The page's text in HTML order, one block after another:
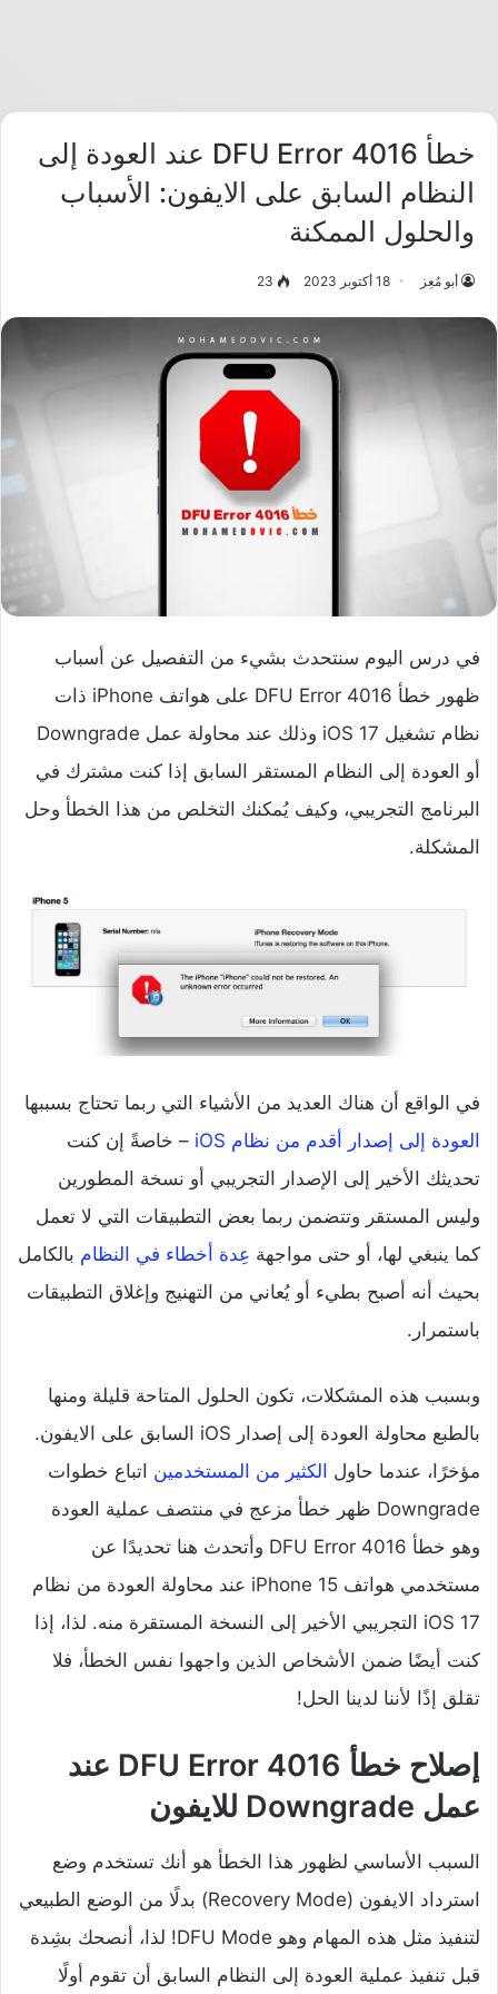
خطأ DFU Error 4016 عند العودة إلى
النظام السابق على الايفون: الأسباب
والحلول الممكنة
أبو مُعِز 18 أكتوبر 2023 23
في درس اليوم سنتحدث بشيء من التفصيل عن أسباب
ظهور خطأ DFU Error 4016 على هواتف iPhone ذات
نظام تشغيل iOS 17 وذلك عند محاولة عمل Downgrade
أو العودة إلى النظام المستقر السابق إذا كنت مشترك في
البرنامج التجريبي، وكيف يُمكنك التخلص من هذا الخطأ وحل
المشكلة.
في الواقع أن هناك العديد من الأشياء التي ربما تحتاج بسببها
العودة إلى إصدار أقدم من نظام iOS
– خاصةً إن كنت
تحديثك الأخير إلى الإصدار التجريبي أو نسخة المطورين
وليس المستقر وتتضمن ربما بعض التطبيقات التي لا تعمل
كما ينبغي لها، أو حتى مواجهة عِدة أخطاء في النظام بالكامل
بحيث أنه أصبح بطيء أو يُعاني من التهنيج وإغلاق التطبيقات
باستمرار.
وبسبب هذه المشكلات، تكون الحلول المتاحة قليلة ومنها
بالطبع محاولة العودة إلى إصدار iOS السابق على الايفون.
مؤخرًا، عندما حاول الكثير من المستخدمين اتباع خطوات
Downgrade ظهر خطأ مزعج في منتصف عملية العودة
وهو خطأ DFU Error 4016 وأتحدث هنا تحديدًا عن
مستخدمي هواتف iPhone 15 عند محاولة العودة من نظام
iOS 17 التجريبي الأخير إلى النسخة المستقرة منه. لذا، إذا
كنت أيضًا ضمن الأشخاص الذين واجهوا نفس الخطأ، فلا
تقلق إذًا لأننا لدينا الحل!
إصلاح خطأ DFU Error 4016 عند
عمل Downgrade للايفون
السبب الأساسي لظهور هذا الخطأ هو أنك تستخدم وضع
استرداد الايفون (Recovery Mode) بدلًا من الوضع الطبيعي
لتنفيذ مثل هذه المهام وهو DFU Mode! لذا، أنصحك بشِدة
قبل تنفيذ عملية العودة إلى النظام السابق أن تقوم أولًا